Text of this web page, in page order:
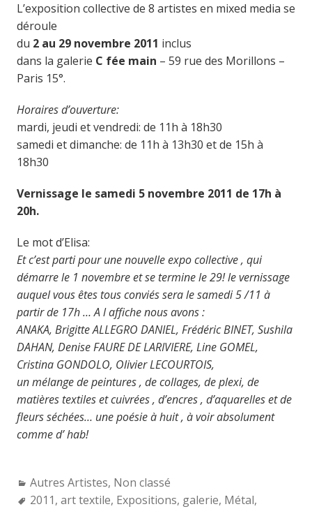
L’exposition collective de 8 artistes en mixed media se
déroule
du 2 au 29 novembre 2011 inclus
dans la galerie C fée main – 59 rue des Morillons –
Paris 15°.
Horaires d’ouverture:
mardi, jeudi et vendredi: de 11h à 18h30
samedi et dimanche: de 11h à 13h30 et de 15h à
18h30
Vernissage le samedi 5 novembre 2011 de 17h à
20h.
Le mot d’Elisa:
Et c’est parti pour une nouvelle expo collective , qui
démarre le 1 novembre et se termine le 29! le vernissage
auquel vous êtes tous conviés sera le samedi 5 /11 à
partir de 17h … A l affiche nous avons :
ANAKA, Brigitte ALLEGRO DANIEL, Frédéric BINET, Sushila
DAHAN, Denise FAURE DE LARIVIERE, Line GOMEL,
Cristina GONDOLO, Olivier LECOURTOIS,
un mélange de peintures , de collages, de plexi, de
matières textiles et cuivrées , d’encres , d’aquarelles et de
fleurs séchées… une poésie à huit , à voir absolument
comme d’ hab!
Categories:
Autres Artistes, Non classé
Tags:
2011, art textile, Expositions, galerie, Métal,